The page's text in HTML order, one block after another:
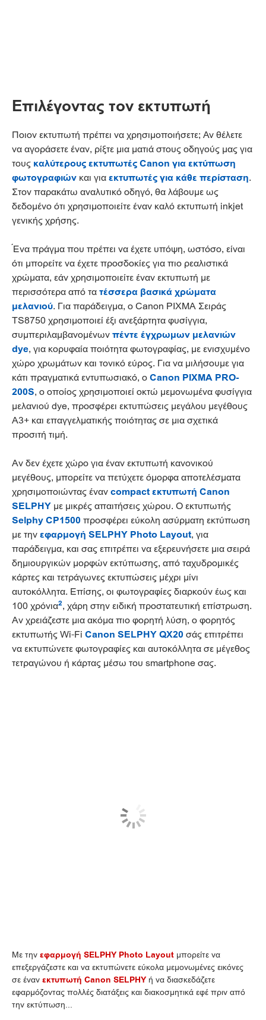
Επιλέγοντας τον εκτυπωτή
Ποιον εκτυπωτή πρέπει να χρησιμοποιήσετε; Αν θέλετε
να αγοράσετε έναν, ρίξτε μια ματιά στους οδηγούς μας για
τους καλύτερους εκτυπωτές Canon για εκτύπωση
φωτογραφιών και γιαεκτυπωτές για κάθε περίσταση.
Στον παρακάτω αναλυτικό οδηγό, θα λάβουμε ως
δεδομένο ότι χρησιμοποιείτε έναν καλό εκτυπωτή inkjet
γενικής χρήσης.
Ένα πράγμα που πρέπει να έχετε υπόψη, ωστόσο, είναι
ότι μπορείτε να έχετε προσδοκίες για πιο ρεαλιστικά
χρώματα, εάν χρησιμοποιείτε έναν εκτυπωτή με
περισσότερα από τατέσσερα βασικά χρώματα
μελανιού. Για παράδειγμα, ο Canon PIXMA Σειράς
TS8750 χρησιμοποιεί έξι ανεξάρτητα φυσίγγια,
συμπεριλαμβανομένωνπέντε έγχρωμων μελανιών
dye, για κορυφαία ποιότητα φωτογραφίας, με ενισχυμένο
χώρο χρωμάτων και τονικό εύρος. Για να μιλήσουμε για
κάτι πραγματικά εντυπωσιακό, οCanon PIXMA PRO-
200S, ο οποίος χρησιμοποιεί οκτώ μεμονωμένα φυσίγγια
μελανιού dye, προσφέρει εκτυπώσεις μεγάλου μεγέθους
A3+ και επαγγελματικής ποιότητας σε μια σχετικά
προσιτή τιμή.
Αν δεν έχετε χώρο για έναν εκτυπωτή κανονικού
μεγέθους, μπορείτε να πετύχετε όμορφα αποτελέσματα
χρησιμοποιώντας ένανcompact εκτυπωτή Canon
SELPHY με μικρές απαιτήσεις χώρου. Ο εκτυπωτής
Selphy CP1500προσφέρει εύκολη ασύρματη εκτύπωση
με τηνεφαρμογή SELPHY Photo Layout, για
παράδειγμα, και σας επιτρέπει να εξερευνήσετε μια σειρά
δημιουργικών μορφών εκτύπωσης, από ταχυδρομικές
κάρτες και τετράγωνες εκτυπώσεις μέχρι μίνι
αυτοκόλλητα. Επίσης, οι φωτογραφίες διαρκούν έως και
100 χρόνια2, χάρη στην ειδική προστατευτική επίστρωση.
Αν χρειάζεστε μια ακόμα πιο φορητή λύση, ο φορητός
εκτυπωτής Wi-Fi Canon SELPHY QX20σάς επιτρέπει
να εκτυπώνετε φωτογραφίες και αυτοκόλλητα σε μέγεθος
τετραγώνου ή κάρτας μέσω του smartphone σας.
Με την εφαρμογή SELPHY Photo Layout μπορείτε να
επεξεργάζεστε και να εκτυπώνετε εύκολα μεμονωμένες εικόνες
σε έναν εκτυπωτή Canon SELPHYή να διασκεδάζετε
εφαρμόζοντας πολλές διατάξεις και διακοσμητικά εφέ πριν από
την εκτύπωση...